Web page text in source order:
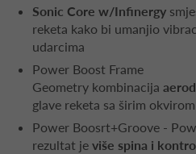
Sonic Core w/Infinergy
reketa kako bi umanjio
udarcima
Power Boost Frame
Geometry kombinacija
glave reketa sa širim
Power Boosrt+Groove -
rezultat je više spina i